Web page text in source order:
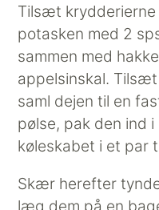
Tilsæt krydderierne
potasken med 2
sammen med
appelsinskal.
saml dejen til en
pølse, pak den ind
køleskabet i et par
Skær herefter